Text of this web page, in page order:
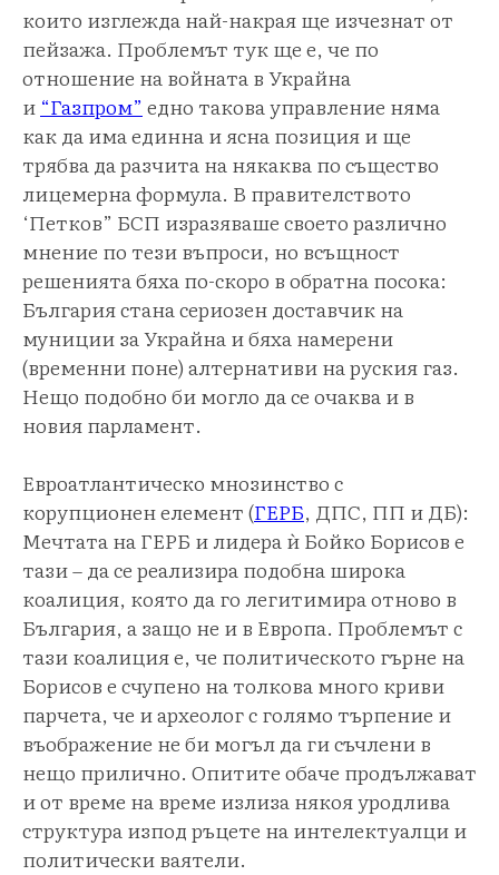
които изглежда най-накрая ще изчезнат от
пейзажа. Проблемът тук ще е, че по
отношение на войната в Украйна
и “Газпром”едно такова управление няма
как да има единна и ясна позиция и ще
трябва да разчита на някаква по същество
лицемерна формула. В правителството
‘Петков” БСП изразяваше своето различно
мнение по тези въпроси, но всъщност
решенията бяха по-скоро в обратна посока:
България стана сериозен доставчик на
муниции за Украйна и бяха намерени
(временни поне) алтернативи на руския газ.
Нещо подобно би могло да се очаква и в
новия парламент.
Евроатлантическо мнозинство с
корупционен елемент (ГЕРБ, ДПС, ПП и ДБ):
Мечтата на ГЕРБ и лидера ѝ Бойко Борисов е
тази – да се реализира подобна широка
коалиция, която да го легитимира отново в
България, а защо не и в Европа. Проблемът с
тази коалиция е, че политическото гърне на
Борисов е счупено на толкова много криви
парчета, че и археолог с голямо търпение и
въображение не би могъл да ги съчлени в
нещо прилично. Опитите обаче продължават
и от време на време излиза някоя уродлива
структура изпод ръцете на интелектуалци и
политически ваятели.